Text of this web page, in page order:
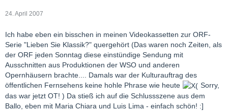
24. April 2007
Ich habe eben ein bisschen in meinen Videokassetten zur ORF-
Serie "Lieben Sie Klassik?" quergehört (Das waren noch Zeiten, als
der ORF jeden Sonntag diese einstündige Sendung mit
Ausschnitten aus Produktionen der WSO und anderen
Opernhäusern brachte.... Damals war der Kulturauftrag des
öffentlichen Fernsehens keine hohle Phrase wie heute
Sorry,
das war jetzt OT! ) Da stieß ich auf die Schlussszene aus dem
Ballo, eben mit Maria Chiara und Luis Lima - einfach schön! :]